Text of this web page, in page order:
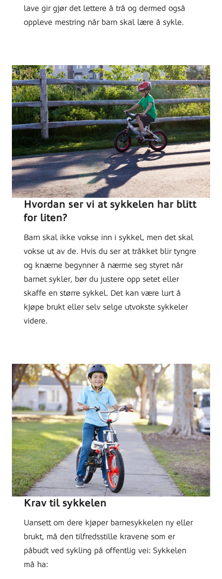
lave gir gjør det lettere å trå og dermed også
oppleve mestring når barn skal lære å sykle.
Hvordan ser vi at sykkelen har blitt
for liten?
Barn skal ikke vokse inn i sykkel, men det skal
vokse ut av de. Hvis du ser at tråkket blir tyngre
og knærne begynner å nærme seg styret når
barnet sykler, bør du justere opp setet eller
skaffe en større sykkel. Det kan være lurt å
kjøpe brukt eller selv selge utvokste sykkeler
videre.
Krav til sykkelen
Uansett om dere kjøper barnesykkelen ny eller
brukt, må den tilfredsstille kravene som er
påbudt ved sykling på offentlig vei: Sykkelen
må ha: